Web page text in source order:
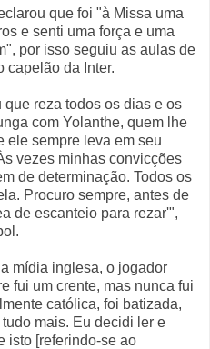
que foi "à Missa uma
e senti uma força e uma
por isso seguiu as aulas de
capelão da Inter.
reza todos os dias e os
com Yolanthe, quem lhe
ele sempre leva em seu
vezes minhas convicções
de determinação. Todos os
Procuro sempre, antes de
de escanteio para rezar'",
mídia inglesa, o jogador
fui um crente, mas nunca fui
católica, foi batizada,
mais. Eu decidi ler e
isto [referindo-se ao